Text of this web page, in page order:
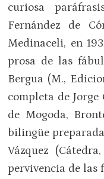
curiosa
Fernández de
Medinaceli, en
prosa de las
Bergua (M.,
completa de
de Mogoda,
bilingüe
Vázquez
pervivencia de las